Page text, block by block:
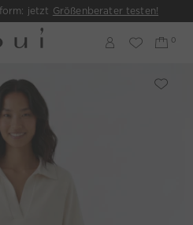
jetzt Größenberater testen!